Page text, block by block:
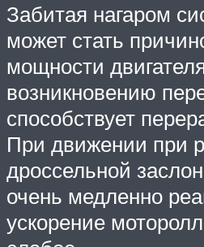
Забитая нагаром
может стать
мощности
возникновению
способствует
При движении при
дроссельной
очень медленно
ускорение